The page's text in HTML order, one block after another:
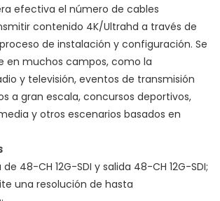
efectiva el número de cables
contenido 4K/Ultrahd a través de
de instalación y configuración. Se
en muchos campos, como la
y televisión, eventos de transmisión
a gran escala, concursos deportivos,
y otros escenarios basados ​​en
48-CH 12G-SDI y salida 48-CH 12G-SDI;
una resolución de hasta